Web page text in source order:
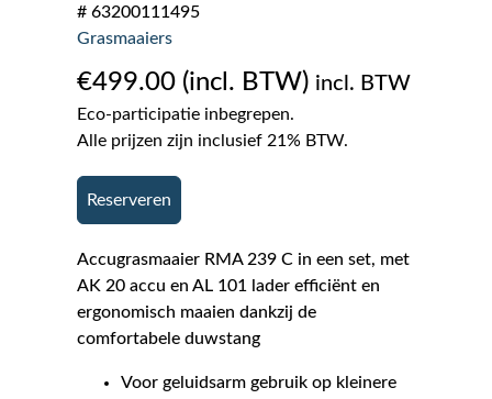
# 63200111495
Grasmaaiers
€499.00 incl. BTW
Eco-participatie inbegrepen.
Alle prijzen zijn inclusief 21% BTW.
Reserveren
Accugrasmaaier RMA 239 C in een set, met
AK 20 accu en AL 101 lader efficiënt en
ergonomisch maaien dankzij de
comfortabele duwstang
Voor geluidsarm gebruik op kleinere